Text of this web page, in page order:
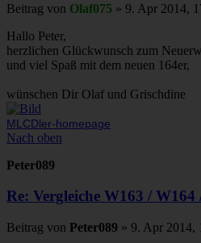
Beitrag von Olaf075 » 9. Apr 2014,
Hallo Peter,
herzlichen Glückwunsch zum
und viel Spaß mit dem neuen 164er,
wünschen Dir Olaf und Grischdine
MLCDler-homepage
Nach oben
Peter089
Re: Vergleiche W163 / W164
Beitrag von Peter089 » 9. Apr 2014,